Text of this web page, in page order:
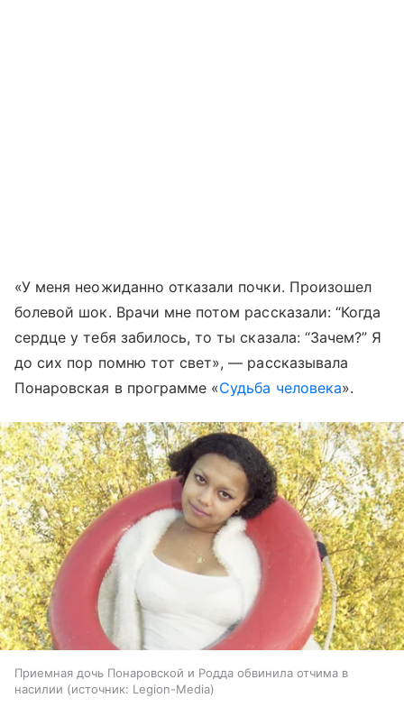
«У меня неожиданно отказали почки. Произошел
болевой шок. Врачи мне потом рассказали: “Когда
сердце у тебя забилось, то ты сказала: “Зачем?” Я
до сих пор помню тот свет», — рассказывала
Понаровская в программе «Судьба человека».
Приемная дочь Понаровской и Родда обвинила отчима в
насилии
источник: Legion-Media